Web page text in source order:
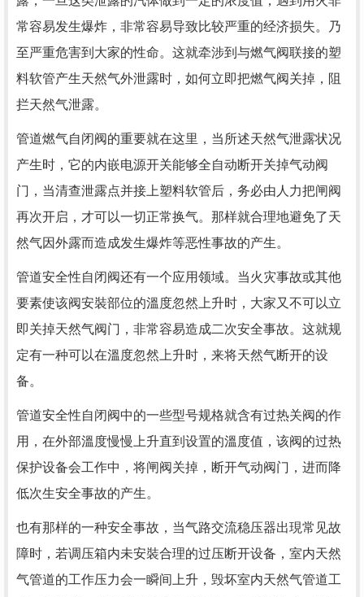
常容易发生爆炸，非常容易导致比较严重的经济损失。乃
至严重危害到大家的性命。这就牵涉到与燃气阀联接的塑
料软管产生天然气外泄露时，如何立即把燃气阀关掉，阻
拦天然气泄露。
管道燃气自闭阀的重要就在这里，当所述天然气泄露状况
产生时，它的内嵌电源开关能够全自动断开关掉气动阀
门，当清查泄露点并接上塑料软管后，务必由人力把闸阀
再次开启，才可以一切正常换气。那样就合理地避免了天
然气因外露而造成发生爆炸等恶性事故的产生。
管道安全性自闭阀还有一个应用领域。当火灾事故或其他
要素使该阀安裝部位的溫度忽然上升时，大家又不可以立
即关掉天然气阀门，非常容易造成二次安全事故。这就规
定有一种可以在溫度忽然上升时，来将天然气断开的设
备。
管道安全性自闭阀中的一些型号规格就含有过热关阀的作
用，在外部溫度慢慢上升直到设置的溫度值，该阀的过热
保护设备会工作中，将闸阀关掉，断开气动阀门，进而降
低次生安全事故的产生。
也有那样的一种安全事故，当气路交流稳压器出現常见故
障时，若调压箱内未安裝合理的过压断开设备，室内天然
气管道的工作压力会一瞬间上升，毁坏室内天然气管道工